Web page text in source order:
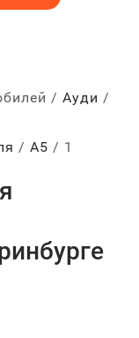
Ауди
А5 1